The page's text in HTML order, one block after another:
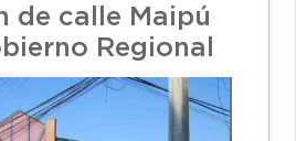
de calle Maipú
Regional